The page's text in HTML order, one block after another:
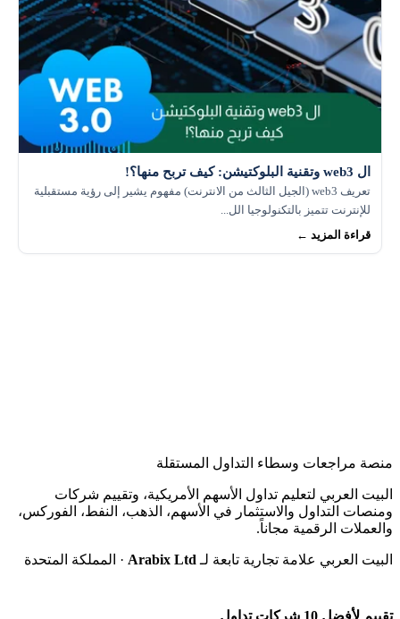
ال web3 وتقنية البلوكتيشن: كيف تربح منها؟!
تعريف web3 (الجيل الثالث من الانترنت) مفهوم يشير إلى رؤية مستقبلية
للإنترنت تتميز بالتكنولوجيا الل...
قراءة المزيد ←
منصة مراجعات وسطاء التداول المستقلة
البيت العربي لتعليم تداول الأسهم الأمريكية، وتقييم شركات
ومنصات التداول والاستثمار في الأسهم، الذهب، النفط، الفوركس،
والعملات الرقمية مجاناً.
البيت العربي علامة تجارية تابعة لـ Arabix Ltd · المملكة المتحدة